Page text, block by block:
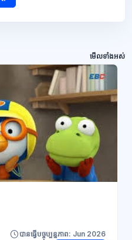
មើលទាំងអស់
បានធ្វើបច្ចុប្បន្នភាព: Jun 2026